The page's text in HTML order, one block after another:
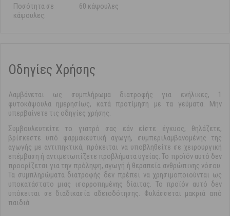
Ποσότητα σε
κάψουλες:
60 κάψουλες
Οδηγίες Χρήσης
Λαμβάνεται ως συμπλήρωμα διατροφής για ενήλικες, 1
φυτοκάψουλα ημερησίως, κατά προτίμηση με τα γεύματα. Μην
υπερβαίνετε τις οδηγίες χρήσης.
Συμβουλευτείτε το γιατρό σας εάν είστε έγκυος, θηλάζετε,
βρίσκεστε υπό φαρμακευτική αγωγή, συμπεριλαμβανομένης της
αγωγής με αντιπηκτικά, πρόκειται να υποβληθείτε σε χειρουργική
επέμβαση ή αντιμετωπίζετε προβλήματα υγείας. Το προϊόν αυτό δεν
προορίζεται για την πρόληψη, αγωγή ή θεραπεία ανθρώπινης νόσου.
Τα συμπληρώματα διατροφής δεν πρέπει να χρησιμοποιούνται ως
υποκατάστατο μιας ισορροπημένης δίαιτας. Το προϊόν αυτό δεν
υπόκειται σε διαδικασία αδειοδότησης. Φυλάσσεται μακριά από
παιδιά.